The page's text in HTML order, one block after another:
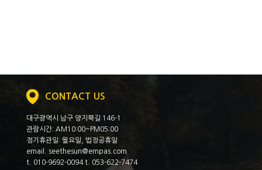
CONTACT US
대구광역시 남구 양지북길 146-1
관람시간: AM10:00~PM05:00
정기휴관일: 월요일, 법정공휴일
email. seethesun@empas.com
t. 010-9692-0094 t. 053-622-7474